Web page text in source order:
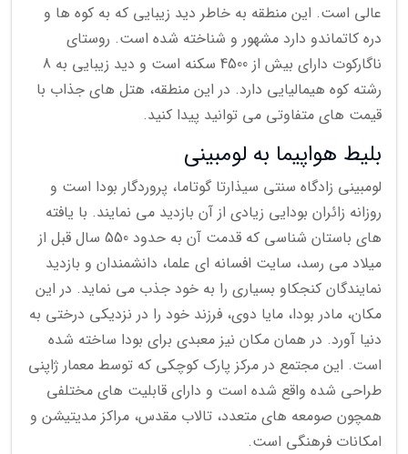
عالی است. این منطقه به خاطر دید زیبایی که به کوه ها و
دره کاتماندو دارد مشهور و شناخته شده است. روستای
ناگارکوت دارای بیش از 4500 سکنه است و دید زیبایی به 8
رشته کوه هیمالیایی دارد. در این منطقه، هتل های جذاب با
قیمت های متفاوتی می توانید پیدا کنید.
بلیط هواپیما به لومبینی
لومبینی زادگاه سنتی سیذارتا گوتاما، پروردگار بودا است و
روزانه زائران بودایی زیادی از آن بازدید می نمایند. با یافته
های باستان شناسی که قدمت آن به حدود 550 سال قبل از
میلاد می رسد، سایت افسانه ای علما، دانشمندان و بازدید
نمایندگان کنجکاو بسیاری را به خود جذب می نماید. در این
مکان، مادر بودا، مایا دوی، فرزند خود را در نزدیکی درختی به
دنیا آورد. در همان مکان نیز معبدی برای بودا ساخته شده
است. این مجتمع در مرکز پارک کوچکی که توسط معمار ژاپنی
طراحی شده واقع شده است و دارای قابلیت های مختلفی
همچون صومعه های متعدد، تالاب مقدس، مراکز مدیتیشن و
امکانات فرهنگی است.